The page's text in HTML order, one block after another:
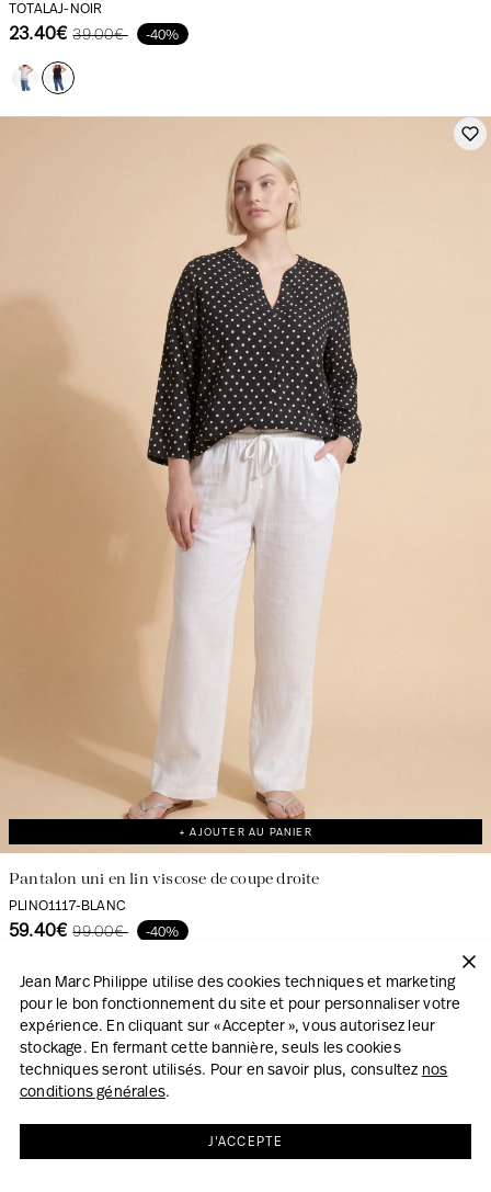
TOTALAJ-NOIR
23.40€ 39.00€ -40%
+ AJOUTER AU PANIER
Pantalon uni en lin viscose de coupe droite
PLINO1117-BLANC
59.40€ 99.00€ -40%
LOOK
Jean Marc Philippe utilise des cookies techniques et marketing
pour le bon fonctionnement du site et pour personnaliser votre
expérience. En cliquant sur « Accepter », vous autorisez leur
stockage. En fermant cette bannière, seuls les cookies
techniques seront utilisés. Pour en savoir plus, consultez nos
conditions générales.
J'ACCEPTE